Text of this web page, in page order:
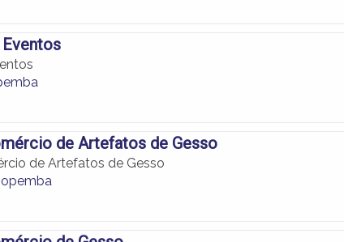
Eventos
de Artefatos de Gesso
de Artefatos de Gesso